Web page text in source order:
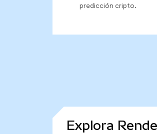
predicción cripto.
Explora